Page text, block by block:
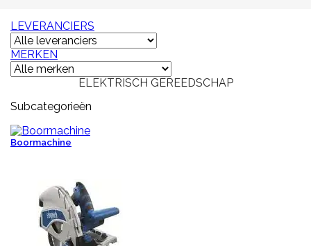
LEVERANCIERS
MERKEN
ELEKTRISCH GEREEDSCHAP
Subcategorieën
Boormachine